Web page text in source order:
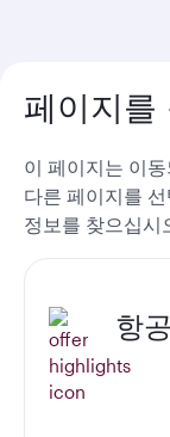
페이지를
이 페이지는 이
다른 페이지를
정보를 찾으십시
항